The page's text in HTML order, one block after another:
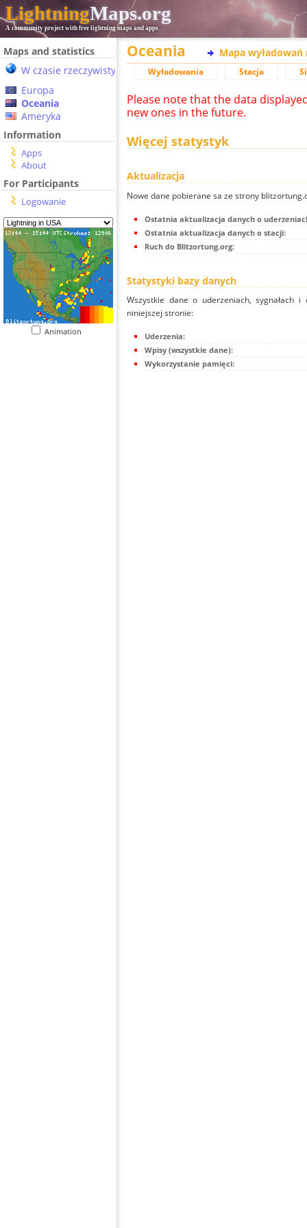
LightningMaps.org
A community project with free lightning maps and apps
Maps and statistics
W czasie rzeczywistym
Europa
Oceania
Ameryka
Information
Apps
About
For Participants
Logowanie
Animation
Oceania Mapa wyładowań
Wyładowania Stacja
Please note that the data
new ones in the future.
Więcej statystyk
Aktualizacja
Nowe dane pobierane sa ze strony
Ostatnia aktualizacja danych o
Ostatnia aktualizacja danych o stacji:
Ruch do Blitzortung.org:
Statystyki bazy danych
Wszystkie dane o uderzeniach, sygnałach
niniejszej stronie:
Uderzenia:
Wpisy (wszystkie dane):
Wykorzystanie pamięci: